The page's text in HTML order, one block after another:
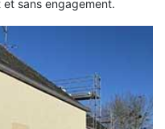
sans engagement.